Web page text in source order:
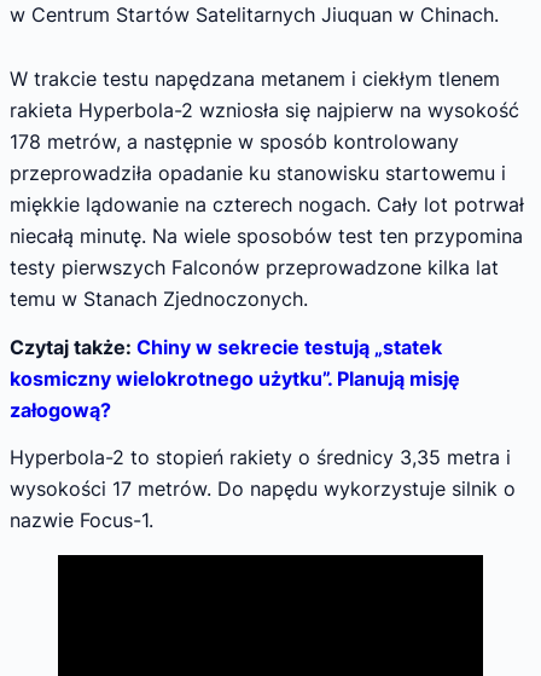
w Centrum Startów Satelitarnych Jiuquan w Chinach.
W trakcie testu napędzana metanem i ciekłym tlenem
rakieta Hyperbola-2 wzniosła się najpierw na wysokość
178 metrów, a następnie w sposób kontrolowany
przeprowadziła opadanie ku stanowisku startowemu i
miękkie lądowanie na czterech nogach. Cały lot potrwał
niecałą minutę. Na wiele sposobów test ten przypomina
testy pierwszych Falconów przeprowadzone kilka lat
temu w Stanach Zjednoczonych.
Czytaj także: Chiny w sekrecie testują „statek
kosmiczny wielokrotnego użytku”. Planują misję
załogową?
Hyperbola-2 to stopień rakiety o średnicy 3,35 metra i
wysokości 17 metrów. Do napędu wykorzystuje silnik o
nazwie Focus-1.